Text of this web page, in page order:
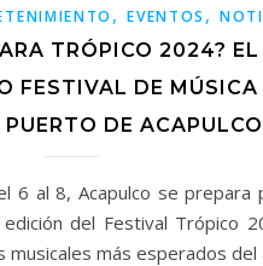
,EVENTOS ,
TRÓPICO 2024? EL
FESTIVAL DE MÚSICA
DE ACAPULCO
6 al 8, Acapulco se prepara
del Festival Trópico
musicales más esperados del